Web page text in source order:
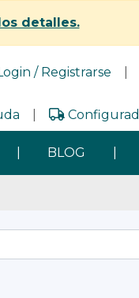
detalles.
/ Registrarse
BLOG